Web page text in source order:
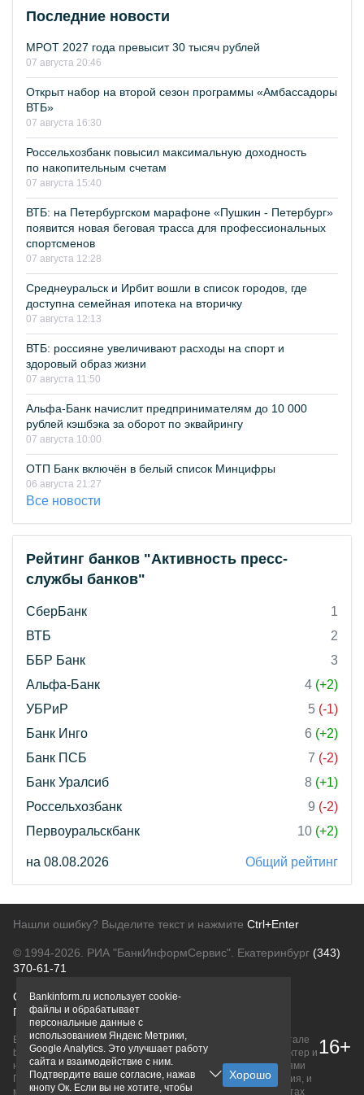
Последние новости
МРОТ 2027 года превысит 30 тысяч рублей
07 августа 20:46
Открыт набор на второй сезон программы «Амбассадоры
ВТБ»
07 августа 16:30
Россельхозбанк повысил максимальную доходность
по накопительным счетам
07 августа 15:40
ВТБ: на Петербургском марафоне «Пушкин - Петербург»
появится новая беговая трасса для профессиональных
спортсменов
07 августа 12:28
Среднеуральск и Ирбит вошли в список городов, где
доступна семейная ипотека на вторичку
07 августа 12:13
ВТБ: россияне увеличивают расходы на спорт и
здоровый образ жизни
07 августа 11:50
Альфа-Банк начислит предпринимателям до 10 000
рублей кэшбэка за оборот по эквайрингу
07 августа 10:00
ОТП Банк включён в белый список Минцифры
06 августа 21:27
Все новости
Рейтинг банков "Активность пресс-
службы банков"
СберБанк
1
ВТБ
2
ББР Банк
3
Альфа-Банк
4 (+2)
УБРиР
5 (-1)
Банк Инго
6 (+2)
Банк ПСБ
7 (-2)
Банк Уралсиб
8 (+1)
Россельхозбанк
9 (-2)
Первоуральскбанк
10 (+2)
на 08.08.2026 Общий рейтинг
Нашли ошибку? Выделите текст и нажмите Ctrl+Enter
© 1994-2026. РИА "БанкИнформСервис". Екатеринбург (343)
370-61-71
О проектеПолитика конфиденциальности
Правовая информацияДля рекламодателей
Вся информация о продуктах банков, размещенная на портале
bankinform.ru, носит исключительно ознакомительный характер и
не является публичной офертой, определяемой положениями
ГК РФ. Информация не содержит точного и полного описания, и
может быть изменена. Конечные условия уточняйте на сайтах
16+
Bankinform.ru использует cookie-
файлы и обрабатывает
персональные данные с
использованием Яндекс Метрики,
Google Analytics. Это улучшает работу
сайта и взаимодействие с ним.
Подтвердите ваше согласие, нажав
кнопу Ок. Если вы не хотите, чтобы